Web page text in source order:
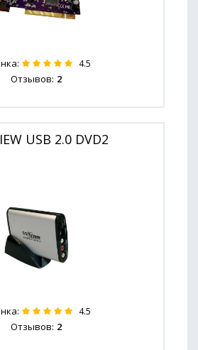
4.5
Отзывов: 2
USB 2.0 DVD2
4.5
Отзывов: 2